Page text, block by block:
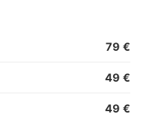
79 €
49 €
49 €